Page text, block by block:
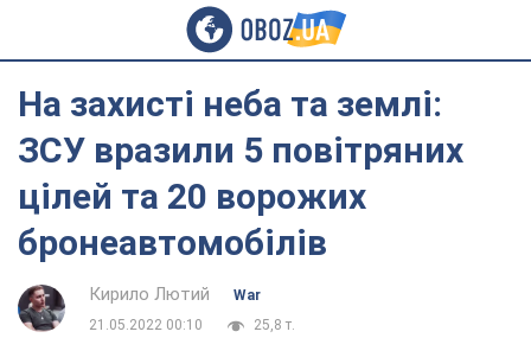
На захисті неба та землі:
ЗСУ вразили 5 повітряних
цілей та 20 ворожих
бронеавтомобілів
Кирило Лютий
War
21.05.2022 00:10
25,8 т.